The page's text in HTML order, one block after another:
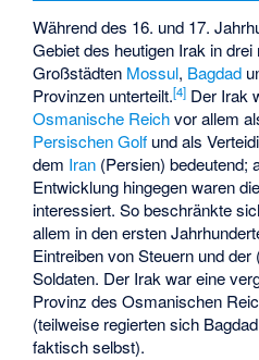
Während des 16. und 17.
Gebiet des heutigen Irak in drei
Großstädten Mossul, Bagdad
Provinzen unterteilt.[4] Der Irak
Osmanische Reichvor allem
Persischen Golf und als
dem Iran (Persien) bedeutend;
Entwicklung hingegen waren
interessiert. So beschränkte
allem in den ersten
Eintreiben von Steuern und
Soldaten. Der Irak war eine
Provinz des Osmanischen
(teilweise regierten sich
faktisch selbst).